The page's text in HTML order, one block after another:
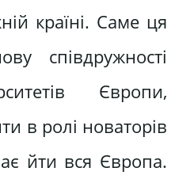
країні. Саме ця
співдружності
Європи,
в ролі новаторів
йти вся Європа.